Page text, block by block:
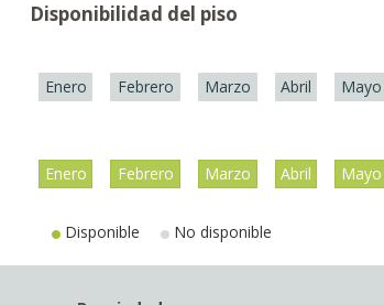
Disponibilidad del piso
Enero Febrero Marzo Abril Mayo
Enero Febrero Marzo Abril Mayo
Disponible No disponible